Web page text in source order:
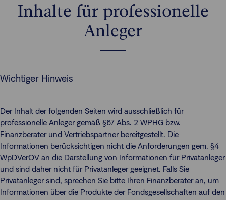
Inhalte für professionelle
Anleger
Wichtiger Hinweis
Der Inhalt der folgenden Seiten wird ausschließlich für
professionelle Anleger gemäß §67 Abs. 2 WPHG bzw.
Finanzberater und Vertriebspartner bereitgestellt. Die
Informationen berücksichtigen nicht die Anforderungen gem. §4
WpDVerOV an die Darstellung von Informationen für Privatanleger
und sind daher nicht für Privatanleger geeignet. Falls Sie
Privatanleger sind, sprechen Sie bitte Ihren Finanzberater an, um
Informationen über die Produkte der Fondsgesellschaften auf den